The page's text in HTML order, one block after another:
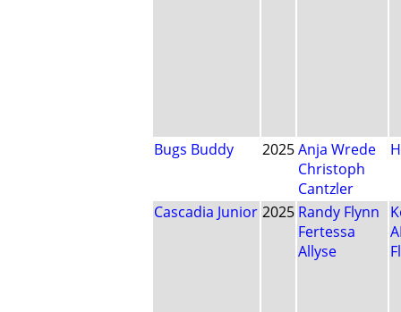
Bugs Buddy 2025Anja Wrede
Christoph
Cantzler
Cascadia Junior 2025 Randy Flynn
Fertessa
Allyse